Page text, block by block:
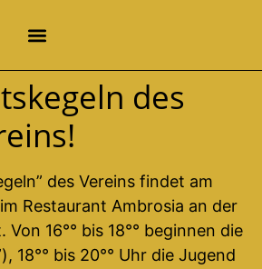
des
des Vereins findet am
Restaurant Ambrosia an der
16°° bis 18°° beginnen die
18°° bis 20°° Uhr die Jugend